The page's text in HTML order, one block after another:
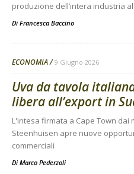
produzione dell’intera industria
Di Francesca Baccino
ECONOMIA 9 Giugno 2026
Uva da tavola
libera all’export in
L'intesa firmata a Cape Town dai
Steenhuisen apre nuove
commerciali
Di Marco Pederzoli